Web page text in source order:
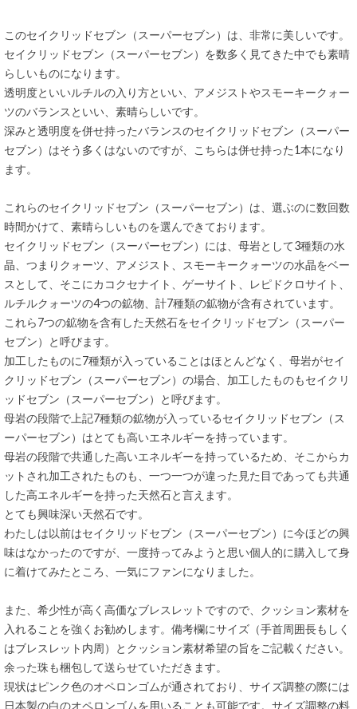
このセイクリッドセブン（スーパーセブン）は、非常に美しいです。
セイクリッドセブン（スーパーセブン）を数多く見てきた中でも素晴
らしいものになります。
透明度といいルチルの入り方といい、アメジストやスモーキークォー
ツのバランスといい、素晴らしいです。
深みと透明度を併せ持ったバランスのセイクリッドセブン（スーパー
セブン）はそう多くはないのですが、こちらは併せ持った1本になり
ます。
これらのセイクリッドセブン（スーパーセブン）は、選ぶのに数回数
時間かけて、素晴らしいものを選んできております。
セイクリッドセブン（スーパーセブン）には、母岩として3種類の水
晶、つまりクォーツ、アメジスト、スモーキークォーツの水晶をベー
スとして、そこにカコクセナイト、ゲーサイト、レピドクロサイト、
ルチルクォーツの4つの鉱物、計7種類の鉱物が含有されています。
これら7つの鉱物を含有した天然石をセイクリッドセブン（スーパー
セブン）と呼びます。
加工したものに7種類が入っていることはほとんどなく、母岩がセイ
クリッドセブン（スーパーセブン）の場合、加工したものもセイクリ
ッドセブン（スーパーセブン）と呼びます。
母岩の段階で上記7種類の鉱物が入っているセイクリッドセブン（ス
ーパーセブン）はとても高いエネルギーを持っています。
母岩の段階で共通した高いエネルギーを持っているため、そこからカ
ットされ加工されたものも、一つ一つが違った見た目であっても共通
した高エネルギーを持った天然石と言えます。
とても興味深い天然石です。
わたしは以前はセイクリッドセブン（スーパーセブン）に今ほどの興
味はなかったのですが、一度持ってみようと思い個人的に購入して身
に着けてみたところ、一気にファンになりました。
また、希少性が高く高価なブレスレットですので、クッション素材を
入れることを強くお勧めします。備考欄にサイズ（手首周囲長もしく
はブレスレット内周）とクッション素材希望の旨をご記載ください。
余った珠も梱包して送らせていただきます。
現状はピンク色のオペロンゴムが通されており、サイズ調整の際には
日本製の白のオペロンゴムを用いることも可能です。サイズ調整の料